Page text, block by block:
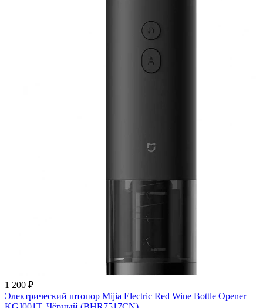
1 200 ₽
Электрический штопор Mijia Electric Red Wine Bottle Opener